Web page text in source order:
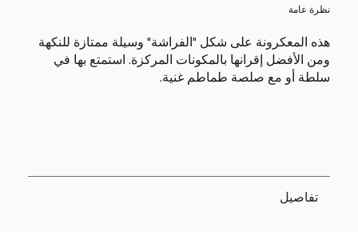
نظرة عامة
هذه المعكرونة على شكل "الفراشة" وسيلة ممتازة للنكهة
ومن الأفضل إقرانها بالمكونات المركزة. استمتع بها في
سلطة أو مع صلصة طماطم غنية.
تفاصيل